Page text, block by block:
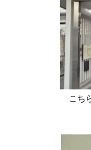
こち